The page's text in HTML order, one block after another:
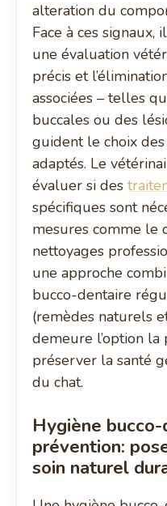
alteration du
Face à ces
une évaluation
précis et
associées – telles
buccales ou des
guident le choix
adaptés. Le
évaluer si des
spécifiques sont
mesures comme le
nettoyages
une approche
bucco-dentaire
(remèdes naturels
demeure l’option
préserver la santé
du chat.
Hygiène
prévention:
soin naturel